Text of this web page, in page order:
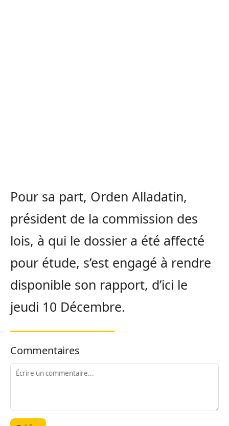
Pour sa part, Orden Alladatin,
président de la commission des
lois, à qui le dossier a été affecté
pour étude, s’est engagé à rendre
disponible son rapport, d’ici le
jeudi 10 Décembre.
Commentaires